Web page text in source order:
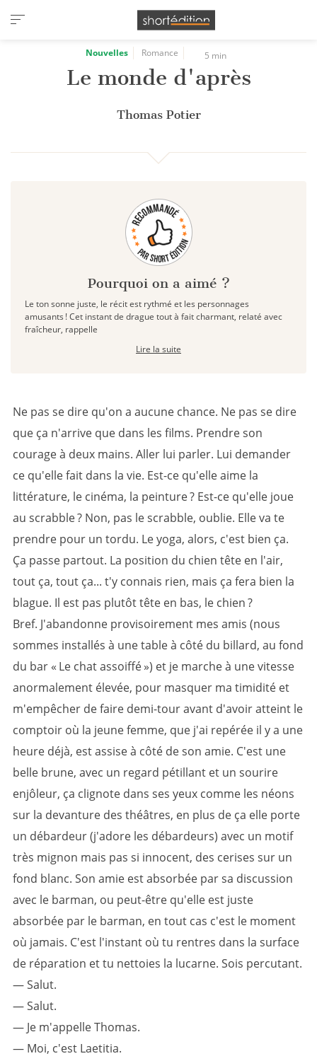
Panneau de gestion des cookies
Nouvelles Romance 5 min
Le monde d'après
Thomas Potier
Pourquoi on a aimé ?
Le ton sonne juste, le récit est rythmé et les personnages
amusants ! Cet instant de drague tout à fait charmant, relaté avec
fraîcheur, rappelle
Lire la suite
Ne pas se dire qu'on a aucune chance. Ne pas se dire
que ça n'arrive que dans les films. Prendre son
courage à deux mains. Aller lui parler. Lui demander
ce qu'elle fait dans la vie. Est-ce qu'elle aime la
littérature, le cinéma, la peinture ? Est-ce qu'elle joue
au scrabble ? Non, pas le scrabble, oublie. Elle va te
prendre pour un tordu. Le yoga, alors, c'est bien ça.
Ça passe partout. La position du chien tête en l'air,
tout ça, tout ça... t'y connais rien, mais ça fera bien la
blague. Il est pas plutôt tête en bas, le chien ?
Bref. J'abandonne provisoirement mes amis (nous
sommes installés à une table à côté du billard, au fond
du bar « Le chat assoiffé ») et je marche à une vitesse
anormalement élevée, pour masquer ma timidité et
m'empêcher de faire demi-tour avant d'avoir atteint le
comptoir où la jeune femme, que j'ai repérée il y a une
heure déjà, est assise à côté de son amie. C'est une
belle brune, avec un regard pétillant et un sourire
enjôleur, ça clignote dans ses yeux comme les néons
sur la devanture des théâtres, en plus de ça elle porte
un débardeur (j'adore les débardeurs) avec un motif
très mignon mais pas si innocent, des cerises sur un
fond blanc. Son amie est absorbée par sa discussion
avec le barman, ou peut-être qu'elle est juste
absorbée par le barman, en tout cas c'est le moment
où jamais. C'est l'instant où tu rentres dans la surface
de réparation et tu nettoies la lucarne. Sois percutant.
— Salut.
— Salut.
— Je m'appelle Thomas.
— Moi, c'est Laetitia.